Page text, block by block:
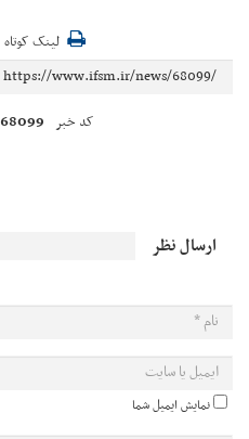
لینک کوتاه
کد خبر 68099
ارسال نظر
نمایش ایمیل شما